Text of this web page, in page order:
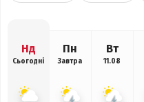
Нд
Сьогодні
Пн
Завтра
Вт
11.08